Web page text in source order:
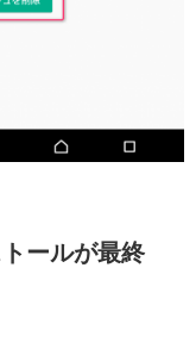
ールが最終